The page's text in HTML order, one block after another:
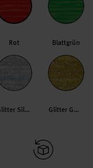
Rot Blattgrün
Glitter Silber Glitter Gold